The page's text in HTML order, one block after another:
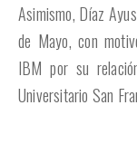
Asimismo, Díaz
de Mayo, con
IBM por su
Universitario San